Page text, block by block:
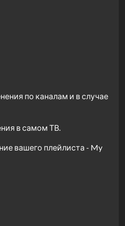
по каналам и в случае
в самом ТВ.
вашего плейлиста - My